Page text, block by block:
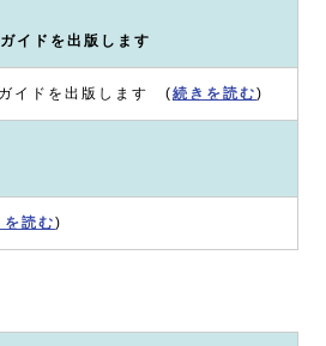
イドを出版します
イドを出版します ( 続きを読む )
を読む )